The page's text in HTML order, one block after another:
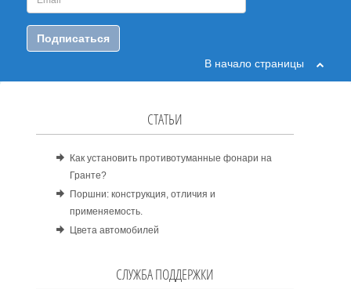
Подписаться
В начало страницы
СТАТЬИ
Как установить противотуманные фонари на
Гранте?
Поршни: конструкция, отличия и
применяемость.
Цвета автомобилей
СЛУЖБА ПОДДЕРЖКИ